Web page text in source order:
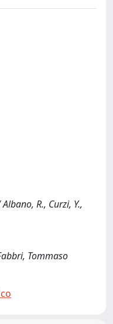
R., Curzi, Y.,
Tommaso